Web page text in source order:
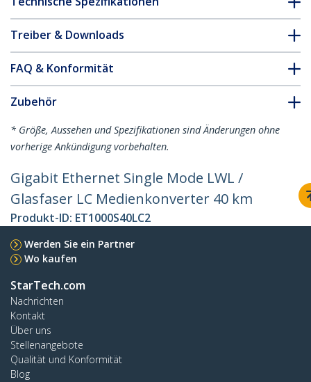
Treiber & Downloads
FAQ & Konformität
Zubehör
* Größe, Aussehen und Spezifikationen sind Änderungen ohne
vorherige Ankündigung vorbehalten.
Gigabit Ethernet Single Mode LWL /
Glasfaser LC Medienkonverter 40 km
Produkt-ID: ET1000S40LC2
Werden Sie ein Partner
Wo kaufen
StarTech.com
Nachrichten
Kontakt
Über uns
Stellenangebote
Qualität und Konformität
Blog